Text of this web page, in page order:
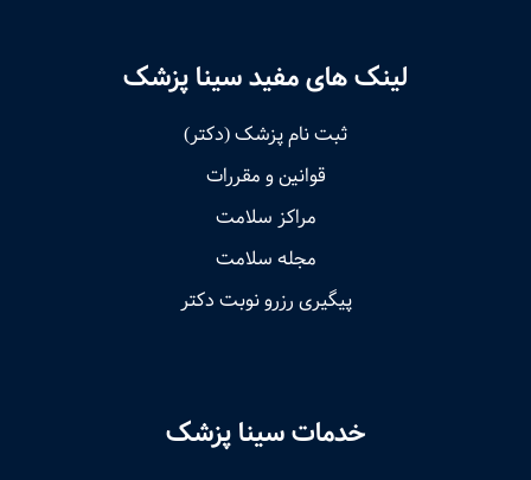
لینک های مفید سینا پزشک
ثبت نام پزشک (دکتر)
قوانین و مقررات
مراکز سلامت
مجله سلامت
پیگیری رزرو نوبت دکتر
خدمات سینا پزشک